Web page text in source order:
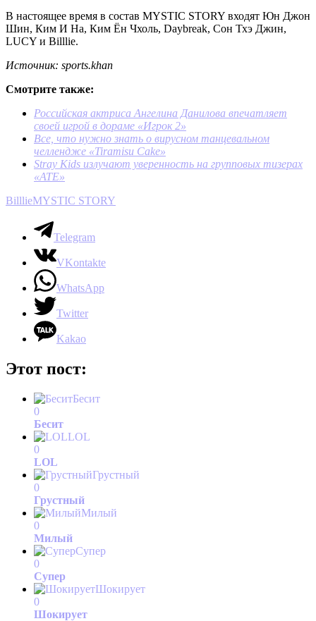
В настоящее время в состав MYSTIC STORY входят Юн Джон
Шин, Ким И На, Ким Ён Чхоль, Daybreak, Сон Тхэ Джин,
LUCY и Billlie.
Источник: sports.khan
Смотрите также:
Российская актриса Ангелина Данилова впечатляет
своей игрой в дораме «Игрок 2»
Все, что нужно знать о вирусном танцевальном
челлендже «Tiramisu Cake»
Stray Kids излучают уверенность на групповых тизерах
«ATE»
BilllieMYSTIC STORY
Telegram
VKontakte
WhatsApp
Twitter
Kakao
Этот пост:
Бесит
0
Бесит
LOL
0
LOL
Грустный
0
Грустный
Милый
0
Милый
Супер
0
Супер
Шокирует
0
Шокирует